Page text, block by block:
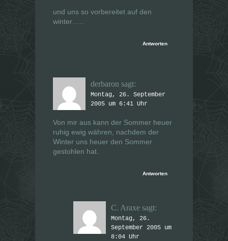
und uns so vorbereitet auf den
winter…..
Antworten
derbaron sagt:
Montag, 26. September
2005 um 6:41 Uhr
Von mir aus kann der Sommer heuer
ruhig ewig währen, nachdem der
Winter uns heuer den Sommer
gestohlen hat.
Antworten
C. Araxe sagt:
Montag, 26.
September 2005 um
8:04 Uhr